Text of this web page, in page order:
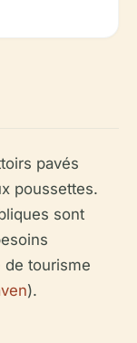
pavés
poussettes.
sont
tourisme
).